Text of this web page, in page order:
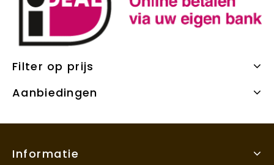
Filter op prijs
Aanbiedingen
Informatie